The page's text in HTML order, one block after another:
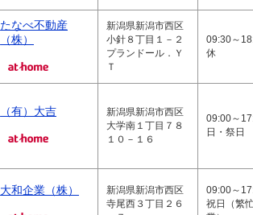
たなべ不動産
（株）
新潟県新潟市西区
小針８丁目１－２
プランドール．Ｙ
Ｔ
09:30～
休
（有）大吉
新潟県新潟市西区
大学南１丁目７８
１０－１６
09:00～
日・祭日
大和企業（株）
新潟県新潟市西区
寺尾西３丁目２６
09:00～
祝日（繁